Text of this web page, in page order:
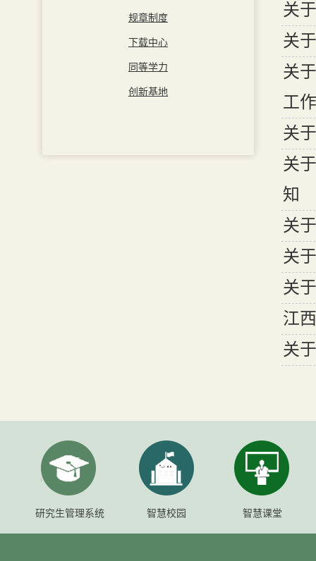
规章制度
下载中心
同等学力
创新基地
关
关
关
工
关
关
知
关
关
关
江
关
研究生管理系统 智慧校园 智慧课堂